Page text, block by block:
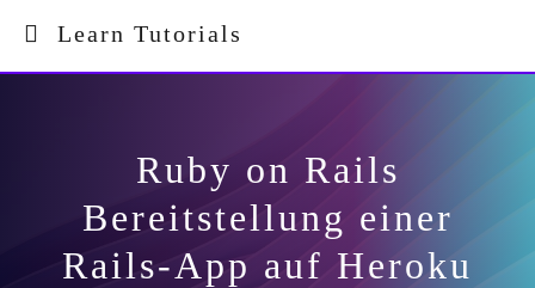
Learn Tutorials
Ruby on Rails
Bereitstellung einer
Rails-App auf Heroku